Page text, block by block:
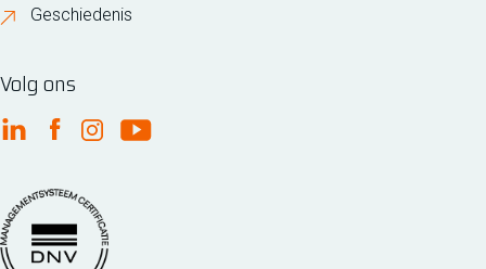
Geschiedenis
Volg ons
FME Linkedin
FME Facebook
FME Instagram
FME Youtube